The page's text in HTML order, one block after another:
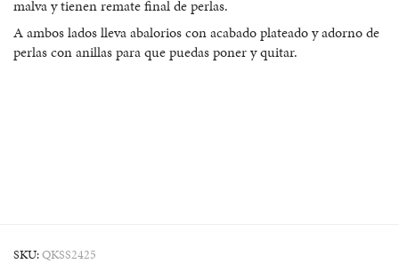
malva y tienen remate final de perlas.
A ambos lados lleva abalorios con acabado plateado y adorno de
perlas con anillas para que puedas poner y quitar.
SKU:QKSS2425